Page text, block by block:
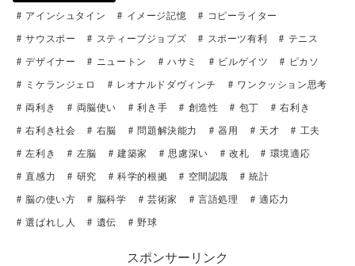
アインシュタイン
イメージ記憶
コピーライター
サウスポー
スティーブジョブズ スポーツ有利
テニス
デザイナー
ニュートン ハサミ ビルゲイツ
ピカソ
ミケランジェロ
レオナルドダヴィンチ
ワンクッション思考
両利き
両脳使い 利き手 創造性 包丁
右利き
右利き社会
右脳 問題解決能力 器用 天才
工夫
左利き
左脳 建築家 思慮深い 改札
環境適応
直感力
研究 科学的根拠 空間認識
統計
脳の使い方
脳科学 芸術家 言語処理
適応力
選ばれし人
遺伝 野球
スポンサーリンク